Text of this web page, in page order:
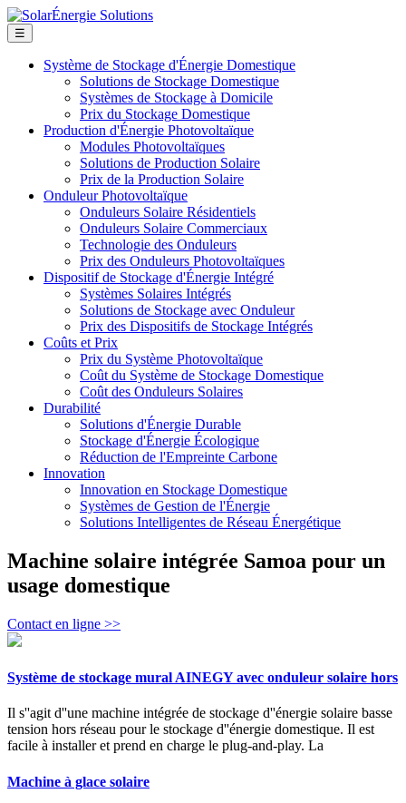
☰
Système de Stockage d'Énergie Domestique
Solutions de Stockage Domestique
Systèmes de Stockage à Domicile
Prix du Stockage Domestique
Production d'Énergie Photovoltaïque
Modules Photovoltaïques
Solutions de Production Solaire
Prix de la Production Solaire
Onduleur Photovoltaïque
Onduleurs Solaire Résidentiels
Onduleurs Solaire Commerciaux
Technologie des Onduleurs
Prix des Onduleurs Photovoltaïques
Dispositif de Stockage d'Énergie Intégré
Systèmes Solaires Intégrés
Solutions de Stockage avec Onduleur
Prix des Dispositifs de Stockage Intégrés
Coûts et Prix
Prix du Système Photovoltaïque
Coût du Système de Stockage Domestique
Coût des Onduleurs Solaires
Durabilité
Solutions d'Énergie Durable
Stockage d'Énergie Écologique
Réduction de l'Empreinte Carbone
Innovation
Innovation en Stockage Domestique
Systèmes de Gestion de l'Énergie
Solutions Intelligentes de Réseau Énergétique
Machine solaire intégrée Samoa pour un
usage domestique
Contact en ligne >>
Système de stockage mural AINEGY avec onduleur solaire hors
Il s''agit d''une machine intégrée de stockage d''énergie solaire basse
tension hors réseau pour le stockage d''énergie domestique. Il est
facile à installer et prend en charge le plug-and-play. La
Machine à glace solaire